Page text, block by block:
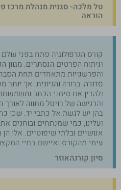
טל מלכה- סגנית מנהלת מרכז
הוראה
קורס הגרפולוגיה פתח בפני
וניתוח הפרטים הנסתרים. מגוון
והפרשנויות מתאחדים תחת
סדורה, ברורה והגיונית. אך
ולהבין את סימני הכתב
והרגישה של רויטל מתווה לאורך
בהן יש לגשת אל כתבי יד. שכן
ועלינו, כמי שמנתחים ובוחנים
אנושיים ובלתי שיפוטיים. אלו
עימי מהקורס ואיישם בחיי
סיון קורנהאוזר​